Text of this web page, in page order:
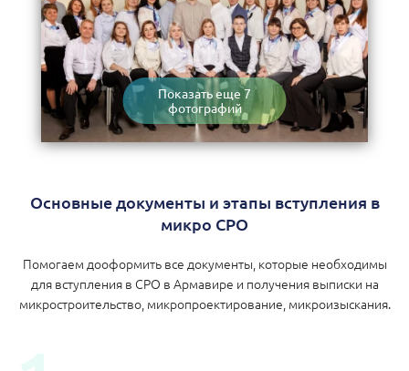
Показать еще 7
фотографий
Основные документы и этапы вступления в
микро СРО
Помогаем дооформить все документы, которые необходимы
для вступления в СРО в Армавире и получения выписки на
микростроительство, микропроектирование, микроизыскания.